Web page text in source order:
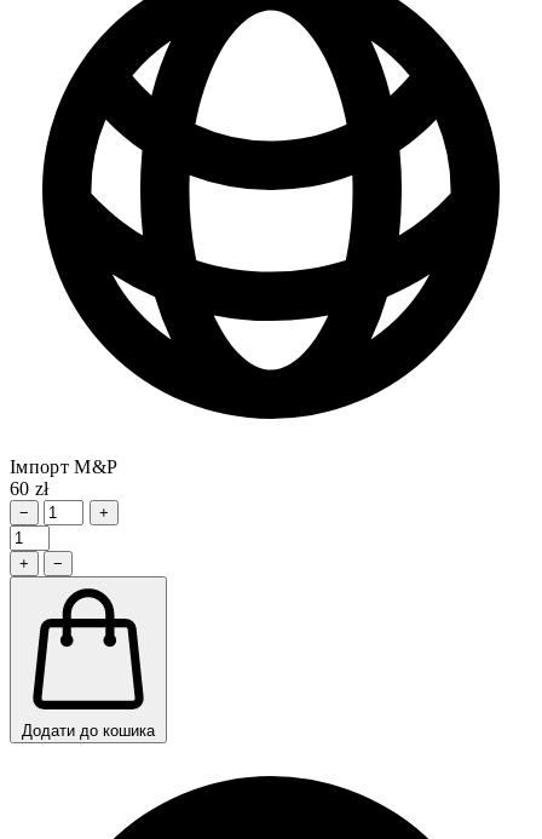
Імпорт M&P
60 zł
− +
+ −
Додати до кошика